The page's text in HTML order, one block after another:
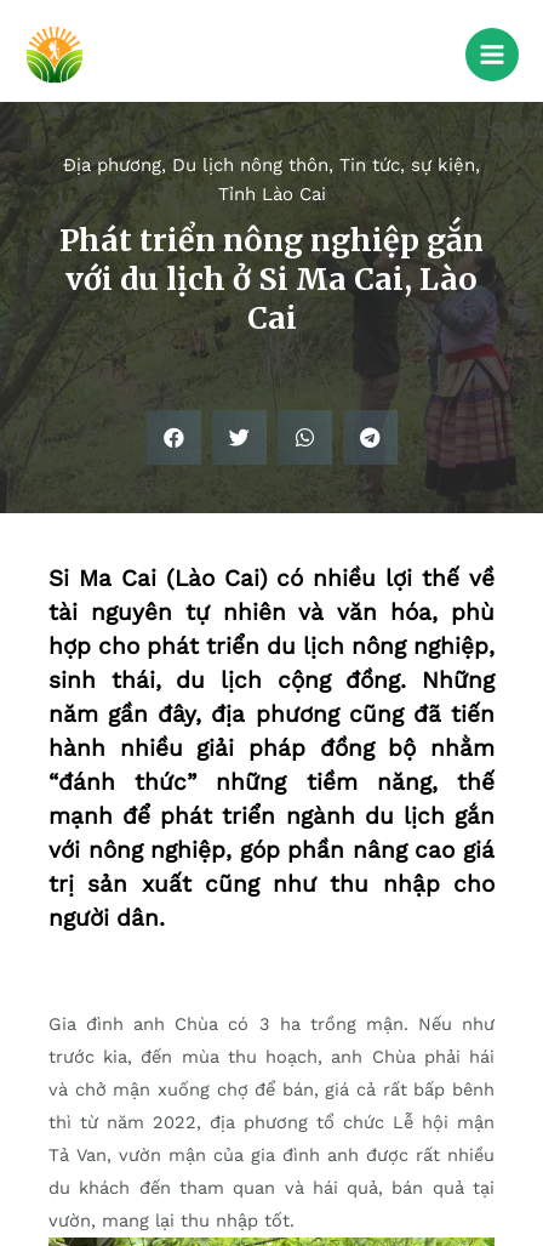
Địa phương, Du lịch nông thôn, Tin tức, sự kiện,
Tỉnh Lào Cai
Phát triển nông nghiệp gắn
với du lịch ở Si Ma Cai, Lào
Cai
Si Ma Cai (Lào Cai) có nhiều lợi thế về
tài nguyên tự nhiên và văn hóa, phù
hợp cho phát triển du lịch nông nghiệp,
sinh thái, du lịch cộng đồng. Những
năm gần đây, địa phương cũng đã tiến
hành nhiều giải pháp đồng bộ nhằm
“đánh thức” những tiềm năng, thế
mạnh để phát triển ngành du lịch gắn
với nông nghiệp, góp phần nâng cao giá
trị sản xuất cũng như thu nhập cho
người dân.
Gia đình anh Chùa có 3 ha trồng mận. Nếu như
trước kia, đến mùa thu hoạch, anh Chùa phải hái
và chở mận xuống chợ để bán, giá cả rất bấp bênh
thì từ năm 2022, địa phương tổ chức Lễ hội mận
Tả Van, vườn mận của gia đình anh được rất nhiều
du khách đến tham quan và hái quả, bán quả tại
vườn, mang lại thu nhập tốt.